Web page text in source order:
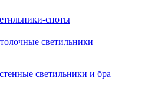
споты
светильники
светильники и бра